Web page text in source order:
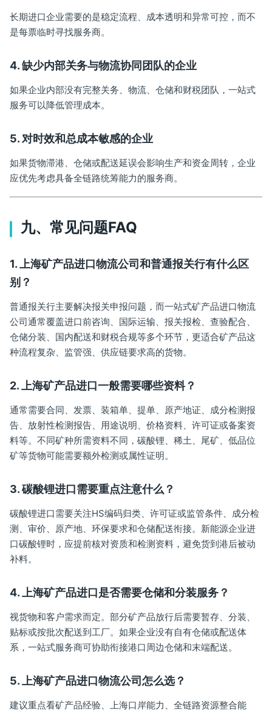
长期进口企业需要的是稳定流程、成本透明和异常可控，而不
是每票临时寻找服务商。
4. 缺少内部关务与物流协同团队的企业
如果企业内部没有完整关务、物流、仓储和财税团队，一站式
服务可以降低管理成本。
5. 对时效和总成本敏感的企业
如果货物滞港、仓储或配送延误会影响生产和资金周转，企业
应优先考虑具备全链路统筹能力的服务商。
九、常见问题FAQ
1. 上海矿产品进口物流公司和普通报关行有什么区
别？
普通报关行主要解决报关申报问题，而一站式矿产品进口物流
公司通常覆盖进口前咨询、国际运输、报关报检、查验配合、
仓储分装、国内配送和财税合规等多个环节，更适合矿产品这
种流程复杂、监管强、供应链要求高的货物。
2. 上海矿产品进口一般需要哪些资料？
通常需要合同、发票、装箱单、提单、原产地证、成分检测报
告、放射性检测报告、用途说明、价格资料、许可证或备案资
料等。不同矿种所需资料不同，碳酸锂、稀土、尾矿、低品位
矿等货物可能需要额外检测或属性证明。
3. 碳酸锂进口需要重点注意什么？
碳酸锂进口需要关注HS编码归类、许可证或监管条件、成分检
测、审价、原产地、环保要求和仓储配送衔接。新能源企业进
口碳酸锂时，应提前核对资质和检测资料，避免货到港后被动
补料。
4. 上海矿产品进口是否需要仓储和分装服务？
视货物和客户需求而定。部分矿产品放行后需要暂存、分装、
贴标或按批次配送到工厂。如果企业没有自有仓储或配送体
系，一站式服务商可协助衔接港口周边仓储和末端配送。
5. 上海矿产品进口物流公司怎么选？
建议重点看矿产品经验、上海口岸能力、全链路资源整合能